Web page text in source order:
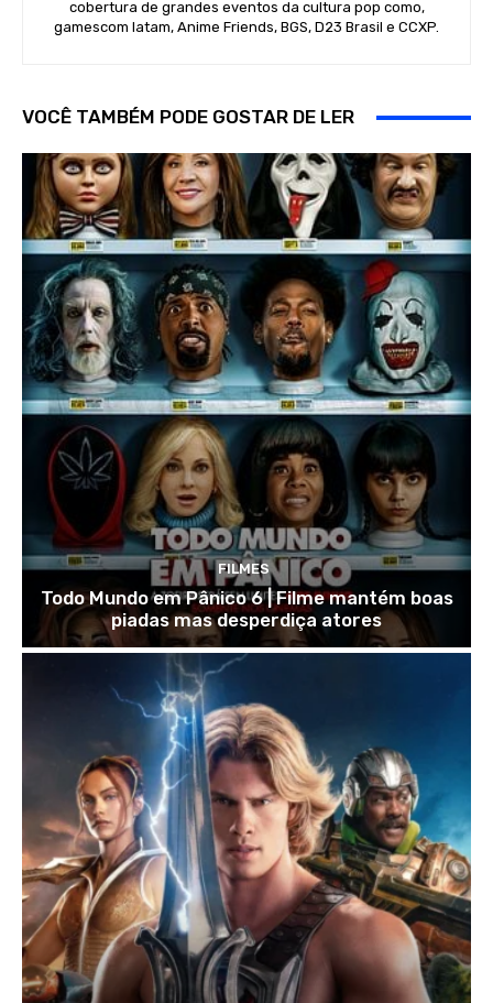
cobertura de grandes eventos da cultura pop como,
gamescom latam, Anime Friends, BGS, D23 Brasil e CCXP.
VOCÊ TAMBÉM PODE GOSTAR DE LER
FILMES
Todo Mundo em Pânico 6 | Filme mantém boas
piadas mas desperdiça atores